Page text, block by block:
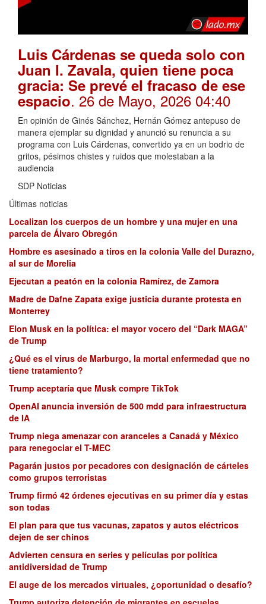
Luis Cárdenas se queda solo con
Juan I. Zavala, quien tiene poca
gracia: Se prevé el fracaso de ese
espacio. 26 de Mayo, 2026 04:40
En opinión de Ginés Sánchez, Hernán Gómez antepuso de
manera ejemplar su dignidad y anunció su renuncia a su
programa con Luis Cárdenas, convertido ya en un bodrio de
gritos, pésimos chistes y ruidos que molestaban a la
audiencia
SDP Noticias
Últimas noticias
Localizan los cuerpos de un hombre y una mujer en una
parcela de Álvaro Obregón
Hombre es asesinado a tiros en la colonia Valle del Durazno,
al sur de Morelia
Ejecutan a peatón en la colonia Ramírez, de Zamora
Madre de Dafne Zapata exige justicia durante protesta en
Monterrey
Elon Musk en la política: el mayor vocero del “Dark MAGA”
de Trump
¿Qué es el virus de Marburgo, la mortal enfermedad que no
tiene tratamiento?
Trump aceptaría que Musk compre TikTok
OpenAI anuncia inversión de 500 mdd para infraestructura
de IA
Trump niega amenazar con aranceles a Canadá y México
para renegociar el T-MEC
Pagarán justos por pecadores con designación de cárteles
como grupos terroristas
Trump firmó 42 órdenes ejecutivas en su primer día y estas
son todas
El plan para que tus vacunas, zapatos y autos eléctricos
dejen de ser chinos
Advierten censura en series y películas por política
antidiversidad de Trump
El auge de los mercados virtuales, ¿oportunidad o desafío?